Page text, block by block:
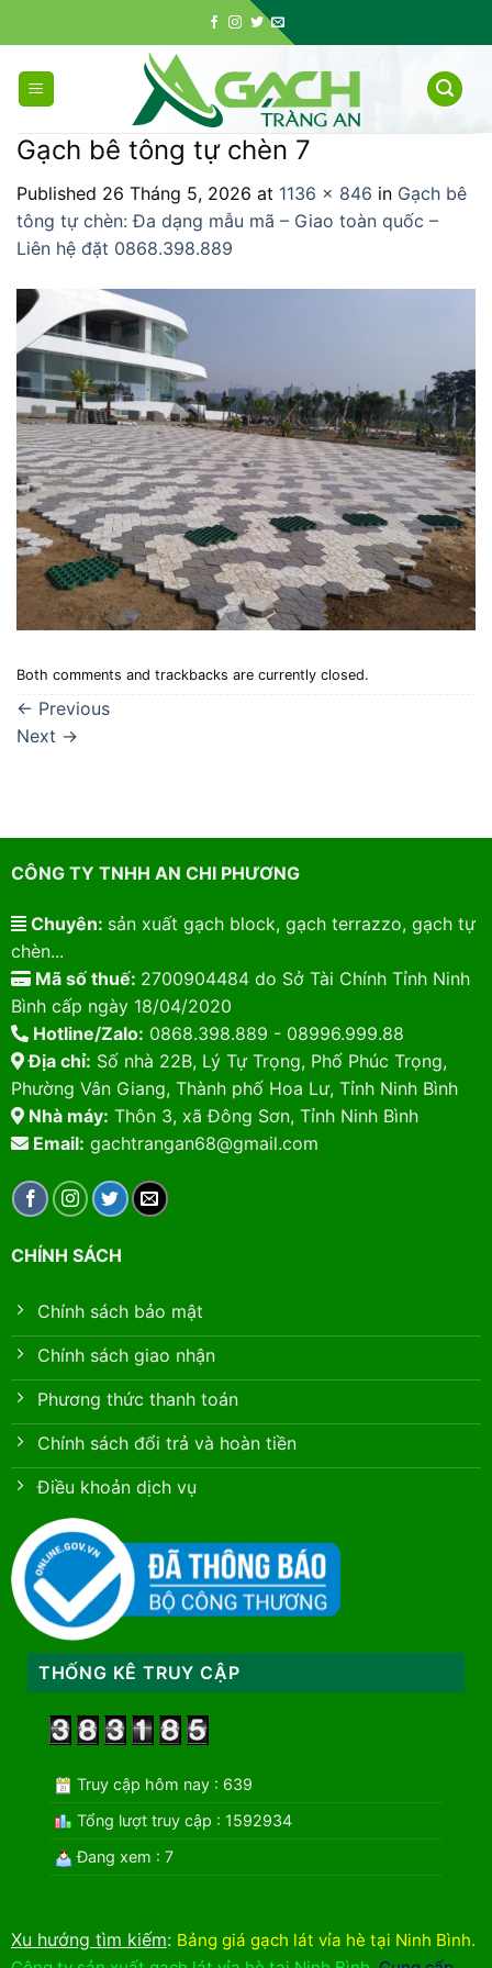
to
content
Gạch bê tông tự chèn 7
Published 26 Tháng 5, 2026 at 1136 × 846 in Gạch bê
tông tự chèn: Đa dạng mẫu mã – Giao toàn quốc –
Liên hệ đặt 0868.398.889
Both comments and trackbacks are currently closed.
← Previous
Next →
CÔNG TY TNHH AN CHI PHƯƠNG
Chuyên: sản xuất gạch block, gạch terrazzo, gạch tự
chèn...
Mã số thuế: 2700904484 do Sở Tài Chính Tỉnh Ninh
Bình cấp ngày 18/04/2020
Hotline/Zalo: 0868.398.889 - 08996.999.88
Địa chỉ: Số nhà 22B, Lý Tự Trọng, Phố Phúc Trọng,
Phường Vân Giang, Thành phố Hoa Lư, Tỉnh Ninh Bình
Nhà máy: Thôn 3, xã Đông Sơn, Tỉnh Ninh Bình
Email: gachtrangan68@gmail.com
CHÍNH SÁCH
Chính sách bảo mật
Chính sách giao nhận
Phương thức thanh toán
Chính sách đổi trả và hoàn tiền
Điều khoản dịch vụ
THỐNG KÊ TRUY CẬP
Truy cập hôm nay : 639
Tổng lượt truy cập : 1592934
Đang xem : 7
Xu hướng tìm kiếm: Bảng giá gạch lát vỉa hè tại Ninh Bình.